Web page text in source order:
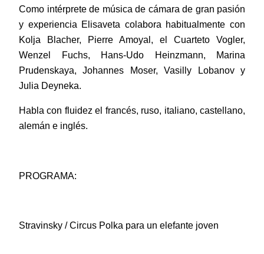
Como intérprete de música de cámara de gran pasión
y experiencia Elisaveta colabora habitualmente con
Kolja Blacher, Pierre Amoyal, el Cuarteto Vogler,
Wenzel Fuchs, Hans-Udo Heinzmann, Marina
Prudenskaya, Johannes Moser, Vasilly Lobanov y
Julia Deyneka.
Habla con fluidez el francés, ruso, italiano, castellano,
alemán e inglés.
PROGRAMA:
Stravinsky / Circus Polka para un elefante joven